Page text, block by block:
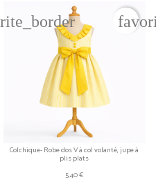
Colchique- Robe dos V à col volanté, jupe à
plis plats
5,40 €